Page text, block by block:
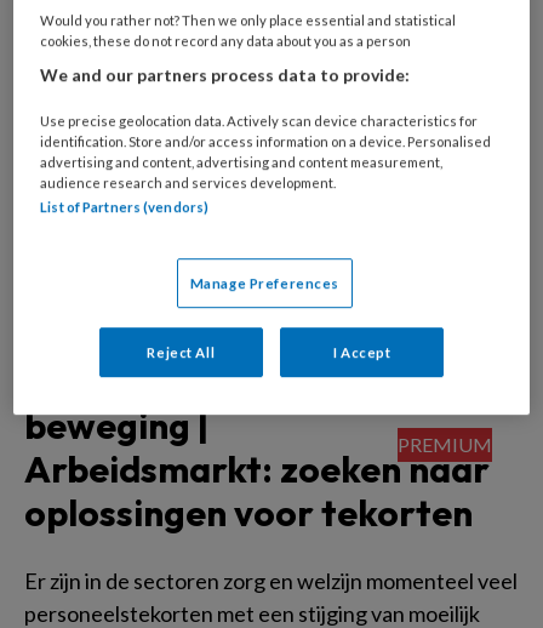
Interview | Petrie
Roodbol,
hoogleraar
verplegingswetenschappen
Dossier
Arbeidsmarkt in
beweging |
Arbeidsmarkt: zoeken naar
oplossingen voor tekorten
Er zijn in de sectoren zorg en welzijn momenteel veel
personeelstekorten met een stijging van moeilijk
Would you rather not? Then we only place essential and statistical
cookies, these do not record any data about you as a person
We and our partners process data to provide:
Use precise geolocation data. Actively scan device characteristics for
identification. Store and/or access information on a device. Personalised
advertising and content, advertising and content measurement,
audience research and services development.
List of Partners (vendors)
Manage Preferences
Reject All I Accept